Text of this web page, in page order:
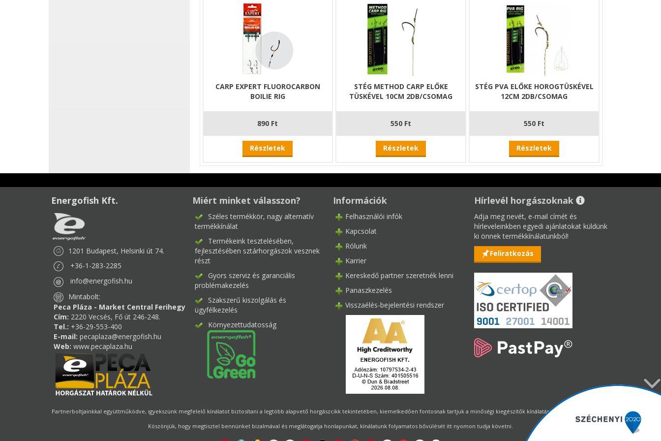
CARP EXPERT FLUOROCARBON
BOILIE RIG
890 Ft
Részletek
STÉG METHOD CARP ELŐKE
TÜSKÉVEL 10CM 2DB/CSOMAG
550 Ft
Részletek
STÉG PVA ELŐKE HOROGTÜSKÉVEL
12CM 2DB/CSOMAG
550 Ft
Részletek
Energofish Kft.
1201 Budapest, Helsinki út 74.
+36-1-283-2285
info@energofish.hu
Mintabolt:
Peca Pláza - Market Central Ferihegy
Cím: 2220 Vecsés, Fő út 246-248.
Tel.: +36-29-553-400
E-mail: pecaplaza@energofish.hu
Web: www.pecaplaza.hu
Miért minket válasszon?
Széles termékkör, nagy alternatív
termékkínálat
Termékeink tesztelésében,
fejlesztésében sztárhorgászok vesznek
részt
Gyors szerviz és garanciális
problémakezelés
Szakszerű kiszolgálás és
ügyfélkezelés
Környezettudatosság
Információk
Felhasználói infók
Kapcsolat
Rólunk
Karrier
Kereskedő partner szeretnék lenni
Panaszkezelés
Visszaélés-bejelentési rendszer
Hírlevél horgászoknak
Adja meg nevét, e-mail címét és
hírleveleinkben egyedi ajánlatokat küldünk
ki önnek termékkínálatunkból!
Feliratkozás
Partnerboltjainkkal együttműködve, igyekszünk megfelelő kínálatot biztosítani a legtöbb alapvető horgászcikk tekintetében, kiemelkedően fontosnak tartjuk a minőségi kiegészítők kínálatának állandó biztosítását.
Köszönjük, hogy megtisztel bennünket bizalmával és meglátogatja honlapunkat, kínálatunk folyamatos bővülését itt nyomon tudja követni.